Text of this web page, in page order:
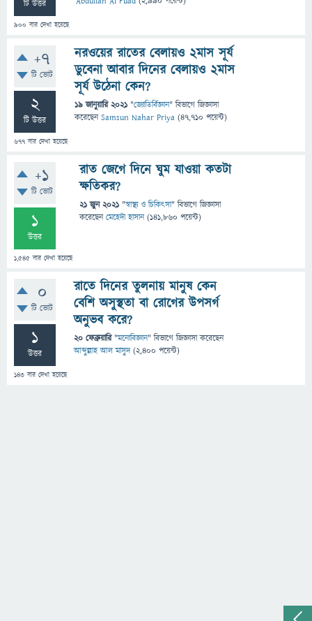
টি উত্তর
900 বার দেখা হয়েছে
+7
টি ভোট
2
টি উত্তর
677 বার দেখা হয়েছে
নরওয়ের রাতের বেলায়ও ২মাস সূর্য
ডুবেনা আবার দিনের বেলায়ও ২মাস
সূর্য উঠেনা কেন?
19 জানুয়ারি 2021 "জ্যোতির্বিজ্ঞান" বিভাগে জিজ্ঞাসা
করেছেনSamsun Nahar Priya (47,710 পয়েন্ট)
+1
টি ভোট
1
উত্তর
1,545 বার দেখা হয়েছে
রাত জেগে দিনে ঘুম যাওয়া কতটা
ক্ষতিকর?
21 জুন 2021 "স্বাস্থ্য ও চিকিৎসা" বিভাগে জিজ্ঞাসা
করেছেনমেহেদী হাসান (141,860 পয়েন্ট)
0
টি ভোট
1
উত্তর
143 বার দেখা হয়েছে
রাতে দিনের তুলনায় মানুষ কেন
বেশি অসুস্থতা বা রোগের উপসর্গ
অনুভব করে?
20 ফেব্রুয়ারি "মনোবিজ্ঞান" বিভাগে জিজ্ঞাসাকরেছেন
আব্দুল্লাহ আল মাসুদ (2,400 পয়েন্ট)